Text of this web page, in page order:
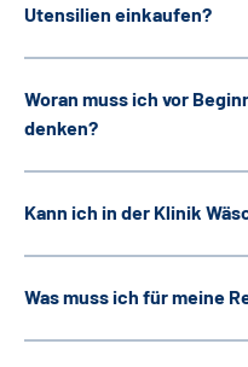
Utensilien einkaufen?
Woran muss ich vor
denken?
Kann ich in der Klinik
Was muss ich für meine